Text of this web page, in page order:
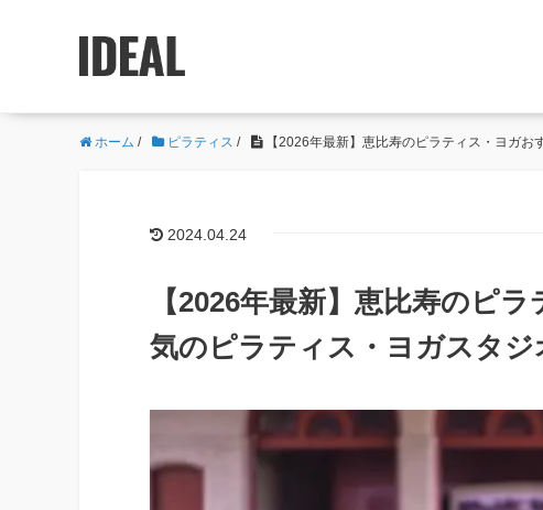
ホーム / ピラティス / 【2026年最新】恵比寿のピラティス・ヨガ
2024.04.24
【2026年最新】恵比寿のピ
気のピラティス・ヨガスタジ